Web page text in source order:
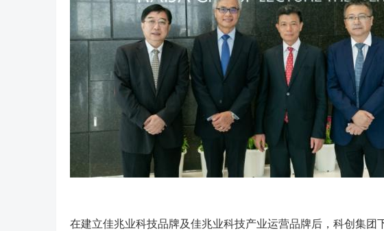
在建立佳兆业科技品牌及佳兆业科技产业运营品牌后，科创集